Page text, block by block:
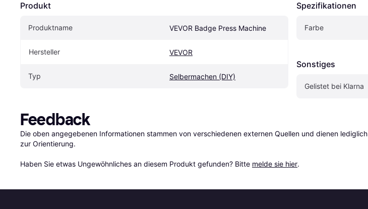
Produkt
Produktname VEVOR Badge Press Machine
Hersteller VEVOR
Typ Selbermachen (DIY)
Spezifikationen
Farbe
Sonstiges
Gelistet bei Klarna
Feedback
Die oben angegebenen Informationen stammen von verschiedenen externen Quellen und dienen lediglich
zur Orientierung.
Haben Sie etwas Ungewöhnliches an diesem Produkt gefunden? Bitte melde sie hier.